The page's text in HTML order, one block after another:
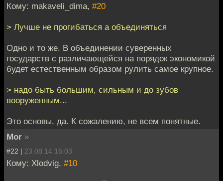
Кому: makaveli_dima, #20
> Лучше не прогибаться а объединяться
Одно и то же. В объединении суверенных
государств с различающейся на порядок экономикой
будет естественным образом рулить самое крупное.
> надо быть большим, сильным и до зубов
вооруженным...
Это основы, да. К сожалению, не всем понятные.
Mor »
#22 | 23.08.14 16:03
Кому: Xlodvig, #10